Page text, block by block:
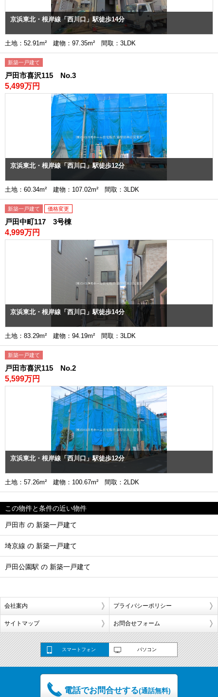
京浜東北・根岸線「西川口」駅徒歩14分
土地：52.91m² 建物：97.35m² 間取：3LDK
新築一戸建て
戸田市喜沢115 No.3
5,499万円
京浜東北・根岸線「西川口」駅徒歩12分
土地：60.34m² 建物：107.02m² 間取：3LDK
新築一戸建て 価格変更
戸田中町117 3号棟
4,999万円
京浜東北・根岸線「西川口」駅徒歩14分
土地：83.29m² 建物：94.19m² 間取：3LDK
新築一戸建て
戸田市喜沢115 No.2
5,599万円
京浜東北・根岸線「西川口」駅徒歩12分
土地：57.26m² 建物：100.67m² 間取：2LDK
この物件と条件の近い物件
戸田市 の 新築一戸建て
埼京線 の 新築一戸建て
戸田公園駅 の 新築一戸建て
会社案内 プライバシーポリシー
サイトマップ お問合せフォーム
スマートフォン パソコン
電話でお問合せする(通話無料)